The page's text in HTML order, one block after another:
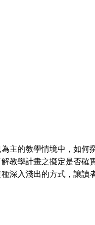
的教學情境中，如何
教學計畫之擬定是否確
深入淺出的方式，讓讀